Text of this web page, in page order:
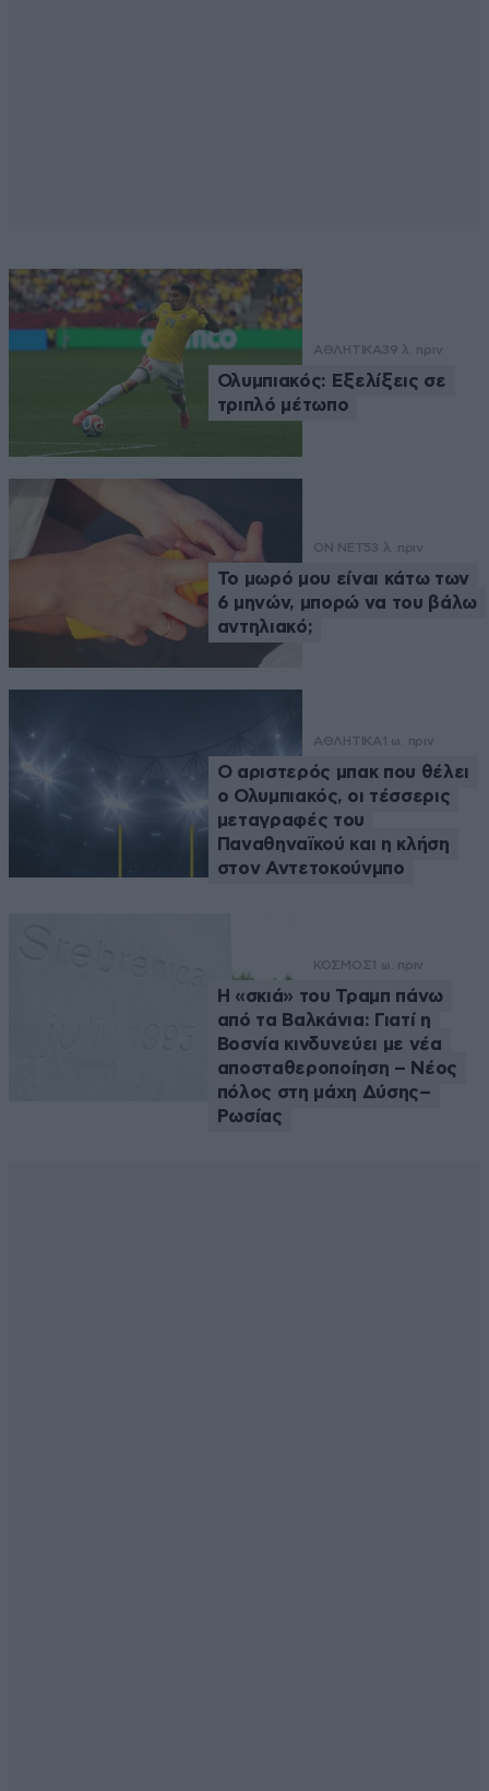
ΑΘΛΗΤΙΚΑ39 λ. πριν
Ολυμπιακός: Εξελίξεις σε
τριπλό μέτωπο
ON NET53 λ. πριν
Το μωρό μου είναι κάτω των
6 μηνών, μπορώ να του βάλω
αντηλιακό;
ΑΘΛΗΤΙΚΑ 1 ω. πριν
Ο αριστερός μπακ που θέλει
ο Ολυμπιακός, οι τέσσερις
μεταγραφές του
Παναθηναϊκού και η κλήση
στον Αντετοκούνμπο
ΚΟΣΜΟΣ 1 ω. πριν
Η «σκιά» του Τραμπ πάνω
από τα Βαλκάνια: Γιατί η
Βοσνία κινδυνεύει με νέα
αποσταθεροποίηση – Νέος
πόλος στη μάχη Δύσης–
Ρωσίας